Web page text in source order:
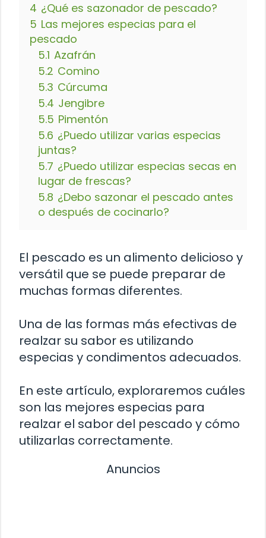
4 ¿Qué es sazonador de pescado?
5 Las mejores especias para el
pescado
5.1 Azafrán
5.2 Comino
5.3 Cúrcuma
5.4 Jengibre
5.5 Pimentón
5.6 ¿Puedo utilizar varias especias
juntas?
5.7 ¿Puedo utilizar especias secas en
lugar de frescas?
5.8 ¿Debo sazonar el pescado antes
o después de cocinarlo?
El pescado es un alimento delicioso y
versátil que se puede preparar de
muchas formas diferentes.
Una de las formas más efectivas de
realzar su sabor es utilizando
especias y condimentos adecuados.
En este artículo, exploraremos cuáles
son las mejores especias para
realzar el sabor del pescado y cómo
utilizarlas correctamente.
Anuncios